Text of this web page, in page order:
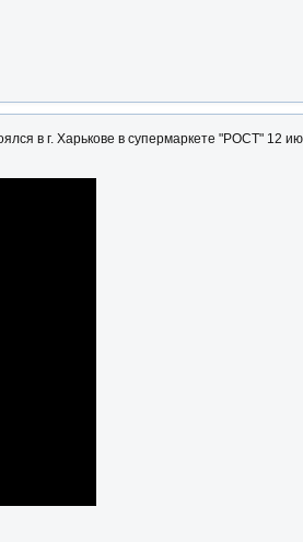
в г. Харькове в супермаркете "РОСТ" 12